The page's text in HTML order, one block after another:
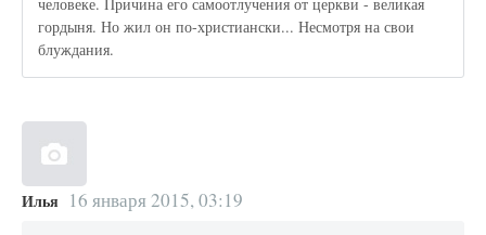
гордыня. Но жил он по-христиански... Несмотря на свои
блуждания.
Илья 16 января 2015, 03:19